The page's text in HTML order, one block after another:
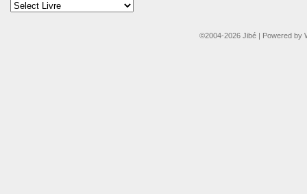
©2004-2026 Jibé | Powered by